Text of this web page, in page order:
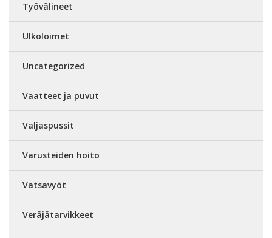
Työvälineet
Ulkoloimet
Uncategorized
Vaatteet ja puvut
Valjaspussit
Varusteiden hoito
Vatsavyöt
Veräjätarvikkeet